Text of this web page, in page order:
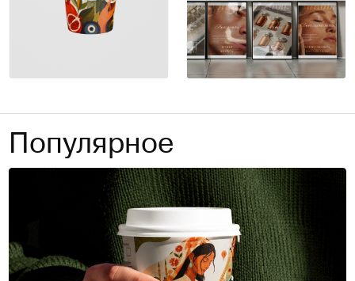
Леонид Васильев 10
Популярное